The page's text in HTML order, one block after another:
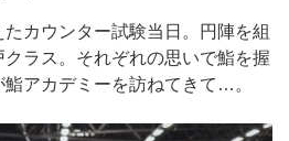
カウンター試験当日。円陣を組
ラス。それぞれの思いで鮨を握
アカデミーを訪ねてきて…。